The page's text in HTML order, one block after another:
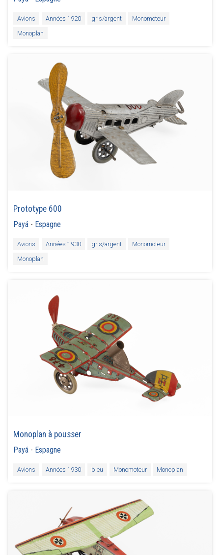
Avions Années 1920 gris/argent
Monomoteur
Monoplan
Prototype 600
Payá - Espagne
Avions Années 1930 gris/argent
Monomoteur
Monoplan
Monoplan à pousser
Payá - Espagne
Avions Années 1930 bleu Monomoteur Monoplan